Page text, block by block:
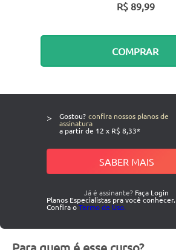
R$ 89,99
COMPRAR
> Gostou? confira nossos planos de
assinatura
a partir de 12 x R$ 8,33*
SABER MAIS
Já é assinante? Faça Login
Planos Especialistas pra você conhecer.
Confira oTermo de Uso.